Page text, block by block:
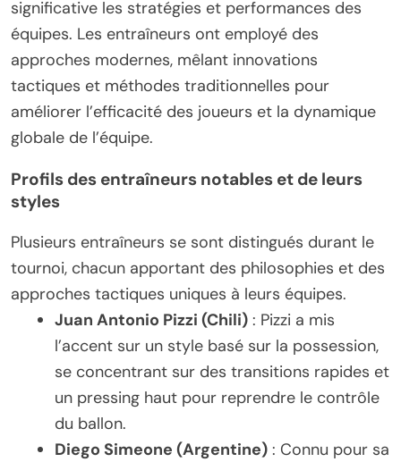
significative les stratégies et performances des
équipes. Les entraîneurs ont employé des
approches modernes, mêlant innovations
tactiques et méthodes traditionnelles pour
améliorer l’efficacité des joueurs et la dynamique
globale de l’équipe.
Profils des entraîneurs notables et de leurs
styles
Plusieurs entraîneurs se sont distingués durant le
tournoi, chacun apportant des philosophies et des
approches tactiques uniques à leurs équipes.
Juan Antonio Pizzi (Chili) : Pizzi a mis
l’accent sur un style basé sur la possession,
se concentrant sur des transitions rapides et
un pressing haut pour reprendre le contrôle
du ballon.
Diego Simeone (Argentine) : Connu pour sa